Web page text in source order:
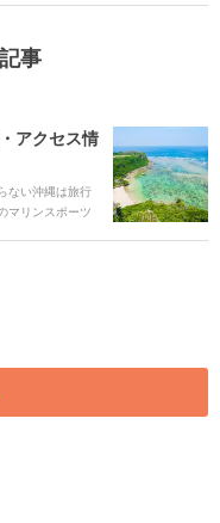
事
アクセス情
ない沖縄は旅行
マリンスポーツ
たり過ごす旅
アの見どころ